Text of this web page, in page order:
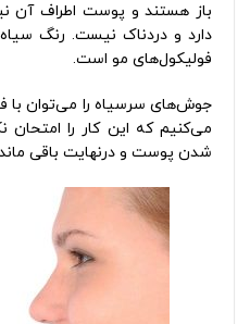
باز هستند و پوست اطراف آن
دارد و دردناک نیست. رنگ
فولیکول‌های مو است.
جوش‌های سرسیاه را می‌توان با
می‌کنیم که این کار را امتحان
شدن پوست و درنهایت باقی